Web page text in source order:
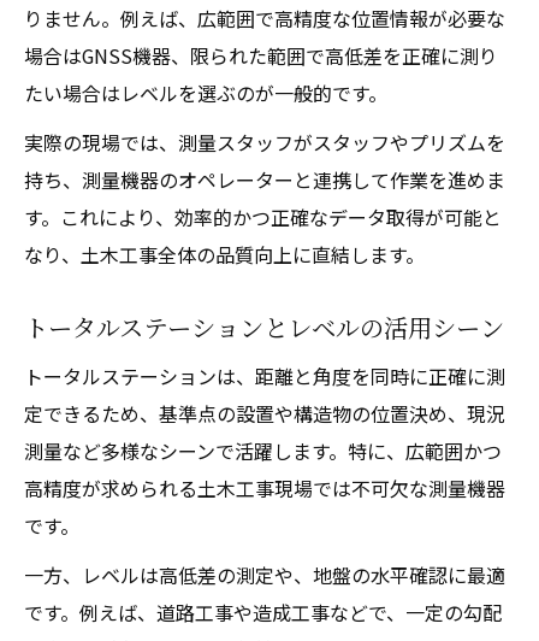
りません。例えば、広範囲で高精度な位置情報が必要な
場合はGNSS機器、限られた範囲で高低差を正確に測り
たい場合はレベルを選ぶのが一般的です。
実際の現場では、測量スタッフがスタッフやプリズムを
持ち、測量機器のオペレーターと連携して作業を進めま
す。これにより、効率的かつ正確なデータ取得が可能と
なり、土木工事全体の品質向上に直結します。
トータルステーションとレベルの活用シーン
トータルステーションは、距離と角度を同時に正確に測
定できるため、基準点の設置や構造物の位置決め、現況
測量など多様なシーンで活躍します。特に、広範囲かつ
高精度が求められる土木工事現場では不可欠な測量機器
です。
一方、レベルは高低差の測定や、地盤の水平確認に最適
です。例えば、道路工事や造成工事などで、一定の勾配